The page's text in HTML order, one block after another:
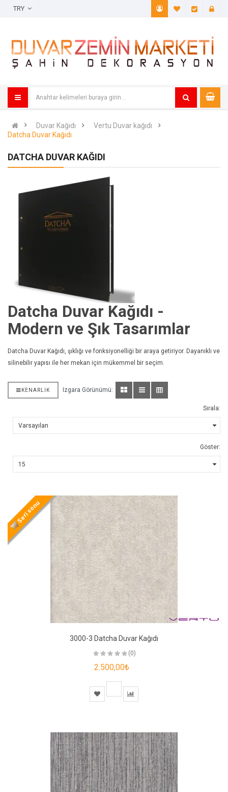
A. Listem
Duvar Kağıdı
Vertu Duvar kağıdı
Datcha Duvar Kağıdı
DATCHA DUVAR KAĞIDI
Datcha Duvar Kağıdı -
Modern ve Şık Tasarımlar
Datcha Duvar Kağıdı, şıklığı ve fonksiyonelliği bir araya getiriyor. Dayanıklı ve
silinebilir yapısı ile her mekan için mükemmel bir seçim.
KENARLIK Izgara Görünümü:
Sırala:
Göster:
Seri sonu
3000-3 Datcha Duvar Kağıdı
(0)
2.500,00₺